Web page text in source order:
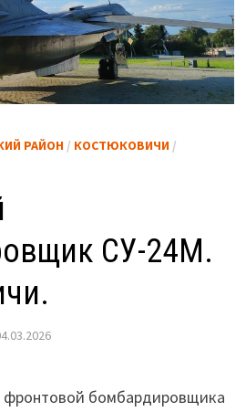
РАЙОН/ КОСТЮКОВИЧИ/
СУ-24М.
фронтовой бомбардировщика